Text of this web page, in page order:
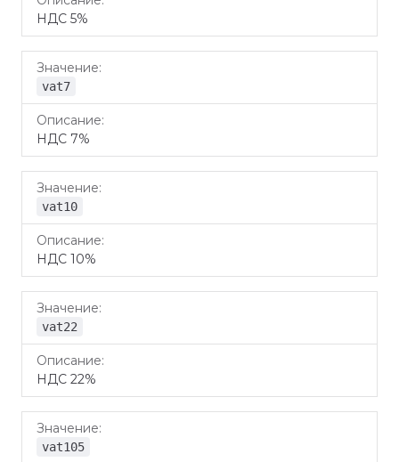
НДС 5%
vat7
НДС 7%
vat10
НДС 10%
vat22
НДС 22%
vat105